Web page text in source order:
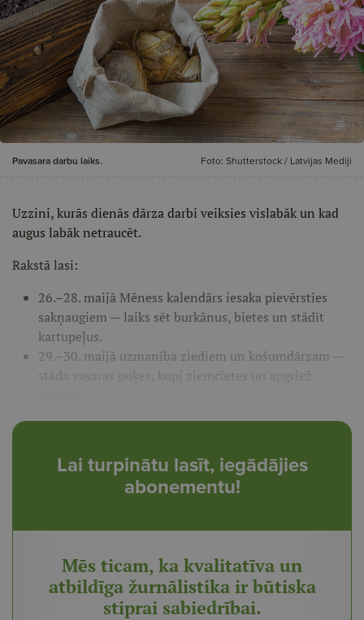
Pavasara darbu laiks. Foto: Shutterstock / Latvijas Mediji
Uzzini, kurās dienās dārza darbi veiksies vislabāk un kad
augus labāk netraucēt.
Rakstā lasi:
26.–28. maijā Mēness kalendārs iesaka pievērsties
sakņaugiem — laiks sēt burkānus, bietes un stādīt
kartupeļus.
29.–30. maijā uzmanība ziediem un košumdārzam —
stāda vasaras puķes, kopj ziemcietes un apgriež
Lai turpinātu lasīt, iegādājies
abonementu!
Mēs ticam, ka kvalitatīva un
atbildīga žurnālistika ir būtiska
stiprai sabiedrībai.